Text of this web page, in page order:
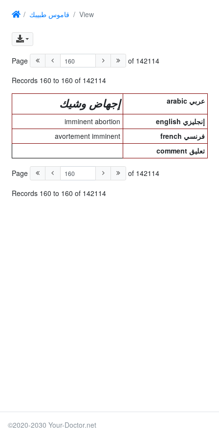
قاموس طبيبك View
Page of 142114
Records 160 to 160 of 142114
arabic عربي إجهاض وشيك
english إنجليزي
imminent abortion
french فرنسي
avortement imminent
comment تعليق
Page of 142114
Records 160 to 160 of 142114
©2020-2030 Your-Doctor.net